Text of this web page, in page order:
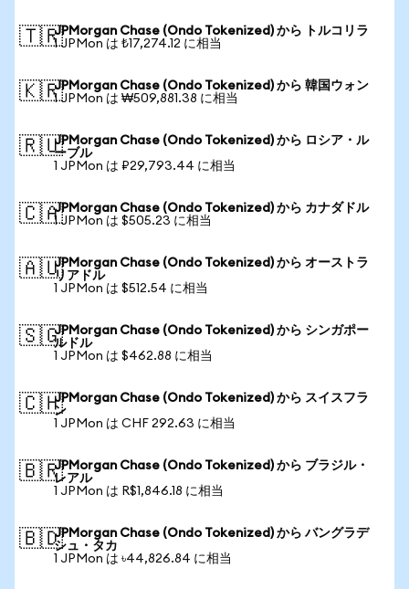
🇹🇷JPMorgan Chase (Ondo Tokenized) から トルコリラ
1 JPMon は ₺17,274.12 に相当
🇰🇷JPMorgan Chase (Ondo Tokenized) から 韓国ウォン
1 JPMon は ₩509,881.38 に相当
🇷🇺JPMorgan Chase (Ondo Tokenized) から ロシア・ル
ーブル
1 JPMon は ₽29,793.44 に相当
🇨🇦JPMorgan Chase (Ondo Tokenized) から カナダドル
1 JPMon は $505.23 に相当
🇦🇺JPMorgan Chase (Ondo Tokenized) から オーストラ
リアドル
1 JPMon は $512.54 に相当
🇸🇬JPMorgan Chase (Ondo Tokenized) から シンガポー
ルドル
1 JPMon は $462.88 に相当
🇨🇭JPMorgan Chase (Ondo Tokenized) から スイスフラ
ン
1 JPMon は CHF 292.63 に相当
🇧🇷JPMorgan Chase (Ondo Tokenized) から ブラジル・
レアル
1 JPMon は R$1,846.18 に相当
🇧🇩JPMorgan Chase (Ondo Tokenized) から バングラデ
シュ・タカ
1 JPMon は ৳44,826.84 に相当